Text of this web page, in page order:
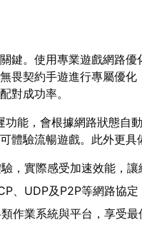
鍵。使用專業遊戲網路優
畏契約手遊進行專屬優
對成功率。
功能，會根據網路狀態自
體驗流暢遊戲。此外更具
驗，實際感受加速效能，
、UDP及P2P等網路協定
作業系統與平台，享受最